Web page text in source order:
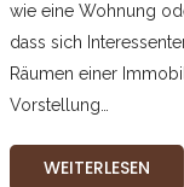
wie eine Wohnung
dass sich
Räumen einer
Vorstellung…
WEITERLESEN